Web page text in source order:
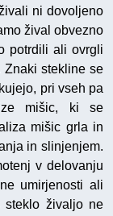
ni dovoljeno
žival obvezno
potrdili ali ovrgli
Znaki stekline se
pri vseh pa
mišic, ki se
mišic grla in
in slinjenjem.
v delovanju
umirjenosti ali
steklo živaljo ne